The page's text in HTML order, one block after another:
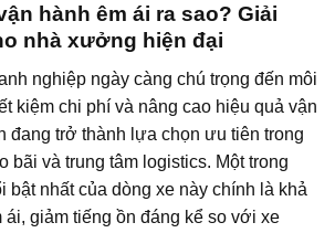
hành êm ái ra sao? Giải
nhà xưởng hiện đại
nghiệp ngày càng chú trọng đến môi
kiệm chi phí và nâng cao hiệu quả vận
đang trở thành lựa chọn ưu tiên trong
bãi và trung tâm logistics. Một trong
bật nhất của dòng xe này chính là khả
ái, giảm tiếng ồn đáng kể so với xe